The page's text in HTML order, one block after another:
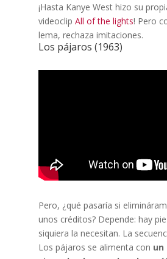
¡Hasta Kanye West hizo su
videoclip All of the lights! Pero
lema, rechaza imitaciones.
Los pájaros (1963)
Pero, ¿qué pasaría si
unos créditos? Depende: hay
siquiera la necesitan. La
Los pájaros se alimenta con un